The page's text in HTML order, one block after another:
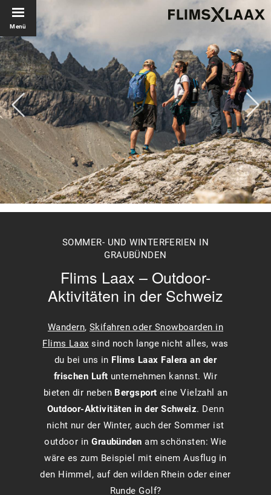
Menü
SOMMER- UND WINTERFERIEN IN
GRAUBÜNDEN
Flims Laax – Outdoor-
Aktivitäten in der Schweiz
Wandern, Skifahren oder Snowboarden in
Flims Laax sind noch lange nicht alles, was
du bei uns in Flims Laax Falera an der
frischen Luft unternehmen kannst. Wir
bieten dir neben Bergsport eine Vielzahl an
Outdoor-Aktivitäten in der Schweiz. Denn
nicht nur der Winter, auch der Sommer ist
outdoor inGraubündenam schönsten: Wie
wäre es zum Beispiel mit einem Ausflug in
den Himmel, auf den wilden Rhein oder einer
Runde Golf?